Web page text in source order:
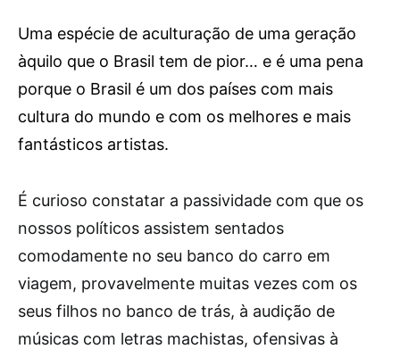
Uma espécie de aculturação de uma geração
àquilo que o Brasil tem de pior… e é uma pena
porque o Brasil é um dos países com mais
cultura do mundo e com os melhores e mais
fantásticos artistas.
É curioso constatar a passividade com que os
nossos políticos assistem sentados
comodamente no seu banco do carro em
viagem, provavelmente muitas vezes com os
seus filhos no banco de trás, à audição de
músicas com letras machistas, ofensivas à